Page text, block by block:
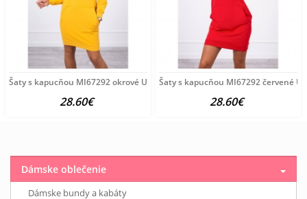
Šaty s kapucňou MI67292 okrové Univerzálna Okrová
28.60€
Šaty s kapucňou MI67292 červené
28.60€
Dámske oblečenie
Dámske bundy a kabáty